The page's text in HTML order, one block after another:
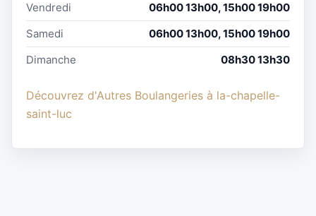
Vendredi
06h00 13h00, 15h00 19h00
Samedi
06h00 13h00, 15h00 19h00
Dimanche
08h30 13h30
Découvrez d'Autres Boulangeries à la-chapelle-
saint-luc